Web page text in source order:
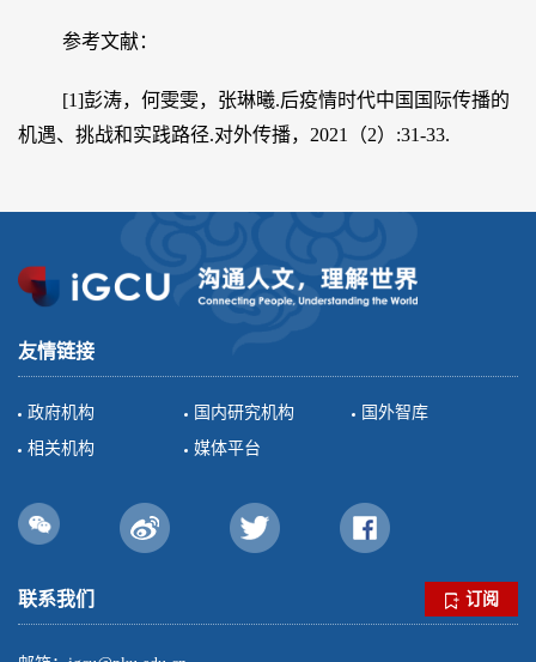
参考文献：
[1]彭涛，何雯雯，张琳曦.后疫情时代中国国际传播的
机遇、挑战和实践路径.对外传播，2021（2）:31-33.
友情链接
政府机构 国内研究机构
国外智库
相关机构
媒体平台
联系我们 订阅